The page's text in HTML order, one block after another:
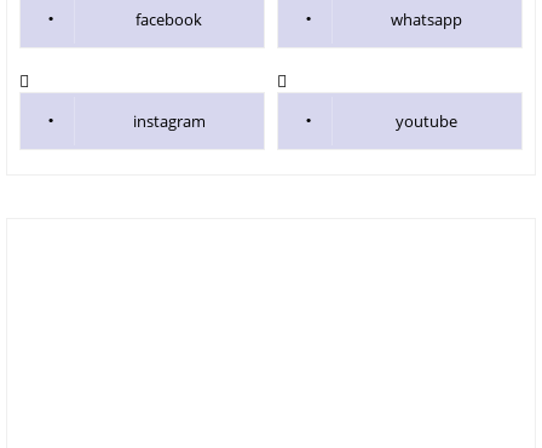
facebook whatsapp
instagram youtube